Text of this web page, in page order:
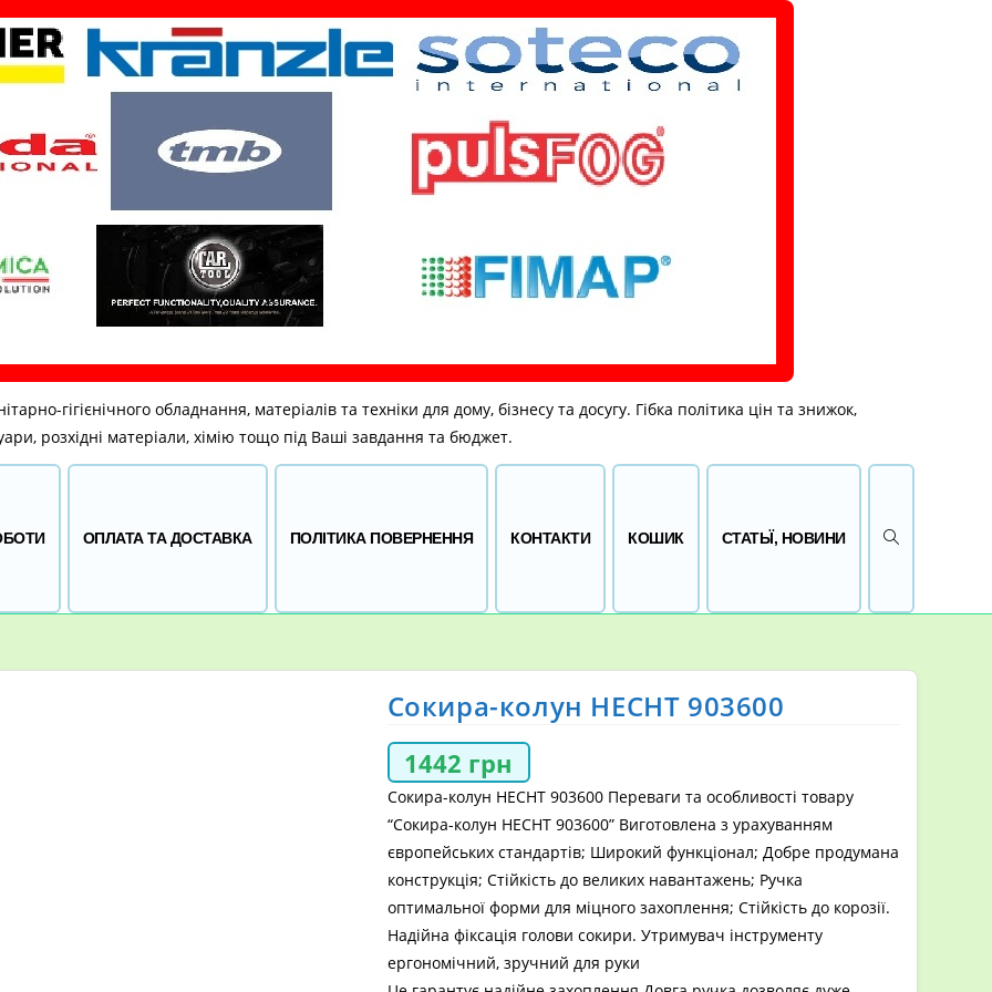
гігієнічного обладнання, матеріалів та техніки для дому, бізнесу та досугу. Гібка політика цін та знижок,
розхідні матеріали, хімію тощо під Ваші завдання та бюджет.
ОПЛАТА ТА ДОСТАВКА ПОЛІТИКА ПОВЕРНЕННЯ КОНТАКТИ КОШИК СТАТЬЇ, НОВИНИ ПЕРЕМКНУТИ
Сокира-колун HECHT 903600
1442 грн
Сокира-колун HECHT 903600 Переваги та особливості товару
“Сокира-колун HECHT 903600” Виготовлена з урахуванням
європейських стандартів; Широкий функціонал; Добре продумана
конструкція; Стійкість до великих навантажень; Ручка
оптимальної форми для міцного захоплення; Стійкість до корозії.
Надійна фіксація голови сокири. Утримувач інструменту
ергономічний, зручний для руки